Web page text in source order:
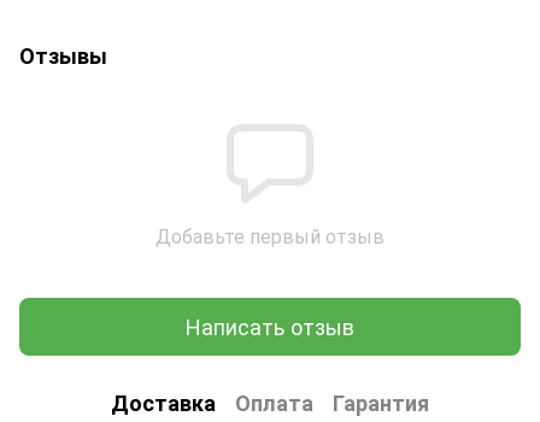
Отзывы
Добавьте первый отзыв
Написать отзыв
Доставка Оплата Гарантия